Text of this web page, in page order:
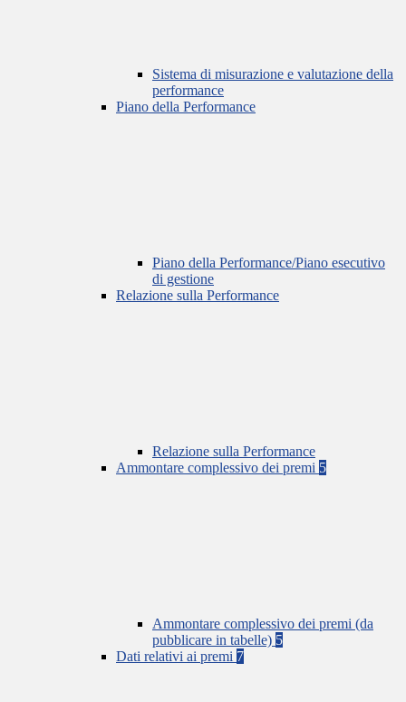
Sistema di misurazione e valutazione della
performance
Piano della Performance
Piano della Performance/Piano esecutivo
di gestione
Relazione sulla Performance
Relazione sulla Performance
Ammontare complessivo dei premi 5
Ammontare complessivo dei premi (da
pubblicare in tabelle) 5
Dati relativi ai premi 7